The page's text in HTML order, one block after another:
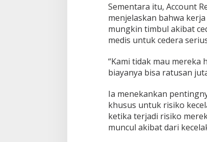
Sementara itu, Account
menjelaskan bahwa
mungkin timbul akibat
medis untuk cedera
“Kami tidak mau mereka
biayanya bisa ratusan
Ia menekankan
khusus untuk risiko
ketika terjadi risiko
muncul akibat dari